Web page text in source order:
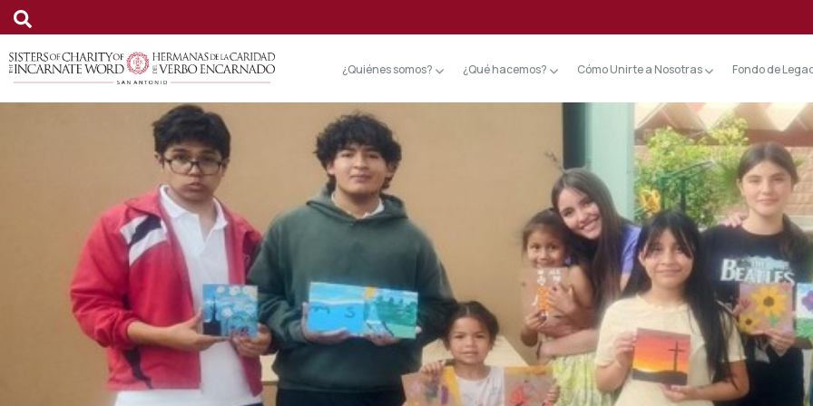
¿Quiénes somos? ¿Qué hacemos? Cómo Unirte a Nosotras Fondo de